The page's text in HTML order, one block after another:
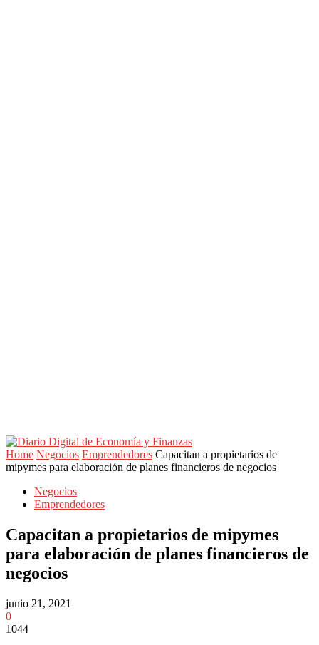
Home Negocios Emprendedores Capacitan a propietarios de
mipymes para elaboración de planes financieros de negocios
Negocios
Emprendedores
Capacitan a propietarios de mipymes
para elaboración de planes financieros de
negocios
junio 21, 2021
0
1044